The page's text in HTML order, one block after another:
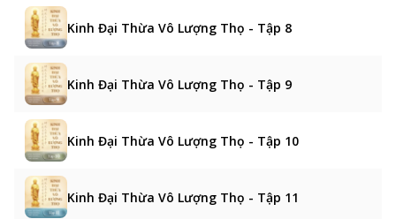
Kinh Đại Thừa Vô Lượng Thọ - Tập 8
Kinh Đại Thừa Vô Lượng Thọ - Tập 9
Kinh Đại Thừa Vô Lượng Thọ - Tập 10
Kinh Đại Thừa Vô Lượng Thọ - Tập 11